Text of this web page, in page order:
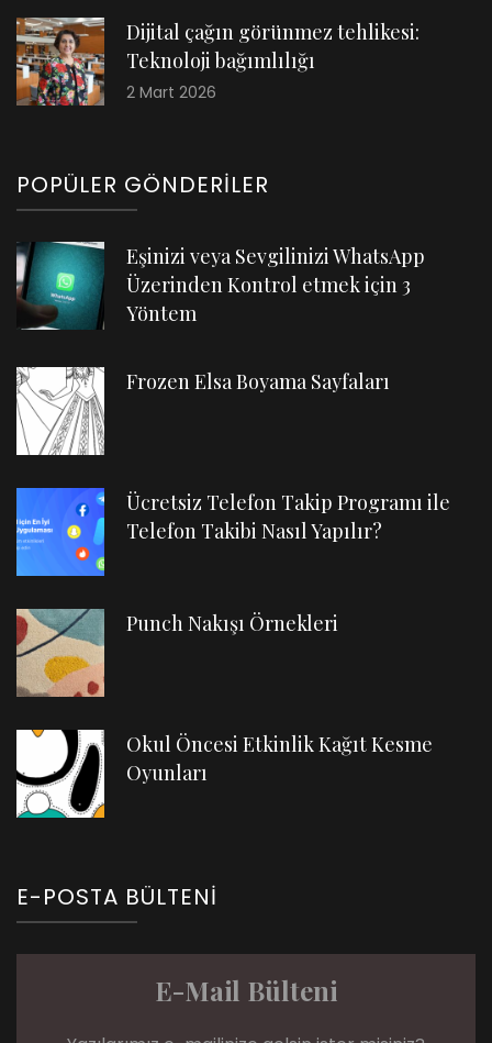
Dijital çağın görünmez tehlikesi:
Teknoloji bağımlılığı
2 Mart 2026
POPÜLER GÖNDERILER
Eşinizi veya Sevgilinizi WhatsApp
Üzerinden Kontrol etmek için 3
Yöntem
Frozen Elsa Boyama Sayfaları
Ücretsiz Telefon Takip Programı ile
Telefon Takibi Nasıl Yapılır?
Punch Nakışı Örnekleri
Okul Öncesi Etkinlik Kağıt Kesme
Oyunları
E-POSTA BÜLTENI
E-Mail Bülteni